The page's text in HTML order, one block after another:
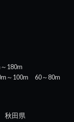
180m
～100m
60～80m
秋田県